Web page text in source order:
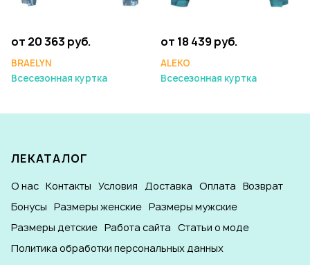
от 20 363 руб.
BRAELYN
Всесезонная куртка
от 18 439 руб.
ALEKO
Всесезонная куртка
ЛЕКАТАЛОГ
О нас Контакты Условия Доставка Оплата Возврат
Бонусы Размеры женские Размеры мужские
Размеры детские Работа сайта Статьи о моде
Политика обработки персональных данных